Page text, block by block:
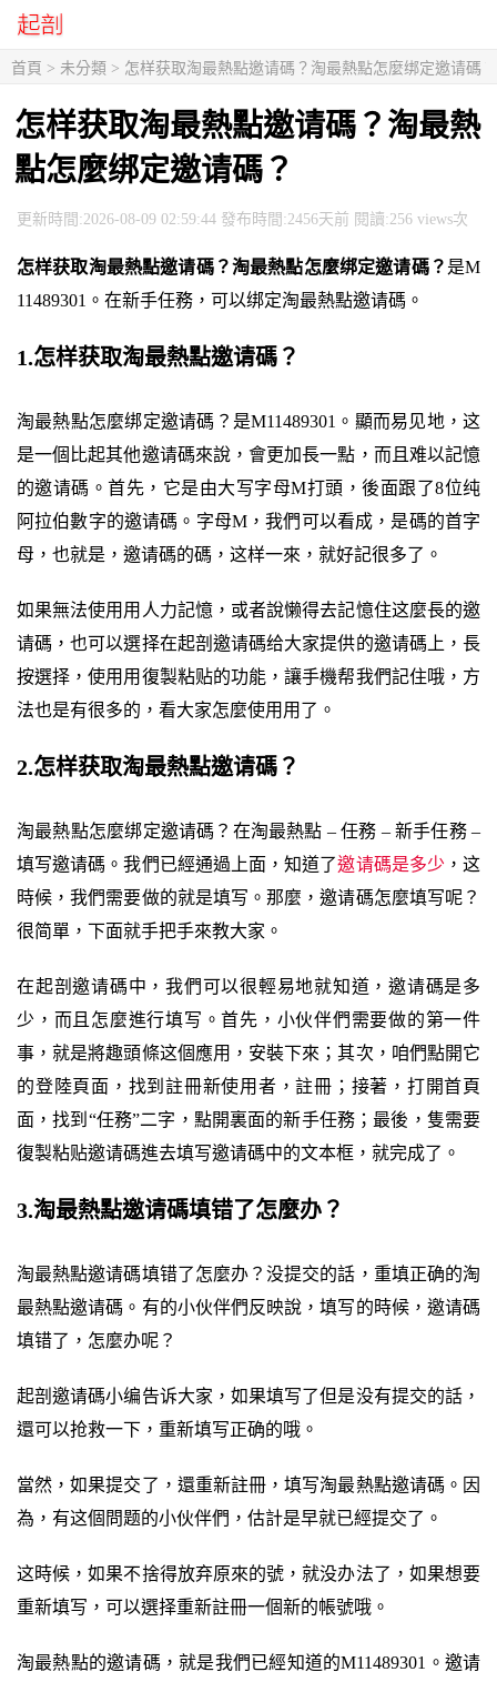
首頁 > 未分類 > 怎样获取淘最熱點邀请碼？淘最熱點怎麼绑定邀请碼？
怎样获取淘最熱點邀请碼？淘最熱
點怎麼绑定邀请碼？
更新時間:2026-08-09 02:59:44 發布時間:2456天前 閱讀:256 views次
怎样获取淘最熱點邀请碼？淘最熱點怎麼绑定邀请碼？ 是M
11489301。在新手任務，可以绑定淘最熱點邀请碼。
1.怎样获取淘最熱點邀请碼？
淘最熱點怎麼绑定邀请碼？是M11489301。顯而易见地，这
是一個比起其他邀请碼來說，會更加長一點，而且难以記憶
的邀请碼。首先，它是由大写字母M打頭，後面跟了8位纯
阿拉伯數字的邀请碼。字母M，我們可以看成，是碼的首字
母，也就是，邀请碼的碼，这样一來，就好記很多了。
如果無法使用用人力記憶，或者說懒得去記憶住这麼長的邀
请碼，也可以選择在起剖邀请碼给大家提供的邀请碼上，長
按選择，使用用復製粘贴的功能，讓手機帮我們記住哦，方
法也是有很多的，看大家怎麼使用用了。
2.怎样获取淘最熱點邀请碼？
淘最熱點怎麼绑定邀请碼？在淘最熱點 – 任務 – 新手任務 –
填写邀请碼。我們已經通過上面，知道了邀请碼是多少 ，这
時候，我們需要做的就是填写。那麼，邀请碼怎麼填写呢？
很简單，下面就手把手來教大家。
在起剖邀请碼中，我們可以很輕易地就知道，邀请碼是多
少，而且怎麼進行填写。首先，小伙伴們需要做的第一件
事，就是將趣頭條这個應用，安裝下來；其次，咱們點開它
的登陸頁面，找到註冊新使用者，註冊；接著，打開首頁
面，找到“任務”二字，點開裏面的新手任務；最後，隻需要
復製粘贴邀请碼進去填写邀请碼中的文本框，就完成了。
3.淘最熱點邀请碼填错了怎麼办？
淘最熱點邀请碼填错了怎麼办？没提交的話，重填正确的淘
最熱點邀请碼。有的小伙伴們反映說，填写的時候，邀请碼
填错了，怎麼办呢？
起剖邀请碼小编告诉大家，如果填写了但是没有提交的話，
還可以抢救一下，重新填写正确的哦。
當然，如果提交了，還重新註冊，填写淘最熱點邀请碼。因
為，有这個問题的小伙伴們，估計是早就已經提交了。
这時候，如果不捨得放弃原來的號，就没办法了，如果想要
重新填写，可以選择重新註冊一個新的帳號哦。
淘最熱點的邀请碼，就是我們已經知道的M11489301。邀请